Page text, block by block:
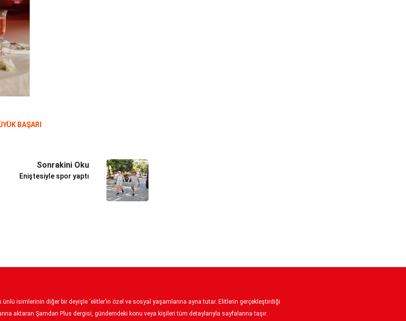
BAŞARI
Sonrakini Oku
Eniştesiyle spor yaptı
isimlerinin diğer bir deyişle ‘elitler’in özel ve sosyal yaşamlarına ayna tutar. Elitlerin gerçekleştirdiği
aktaran Şamdan Plus dergisi, gündemdeki konu veya kişileri tüm detaylarıyla sayfalarına taşır.